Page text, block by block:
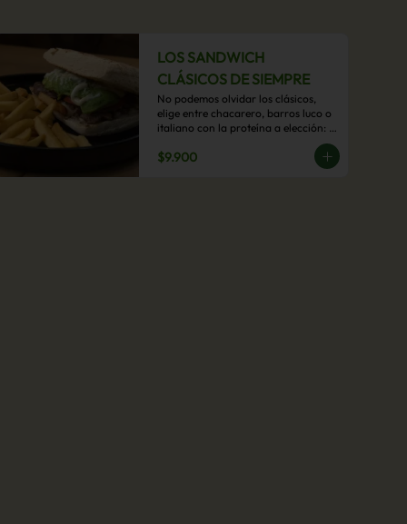
LOS SANDWICH
CLÁSICOS DE SIEMPRE
No podemos olvidar los clásicos,
elige entre chacarero, barros luco o
italiano con la proteína a elección:
mechada, pollo o hamburguesa con
acompañamiento de papas fritas.
$9.900